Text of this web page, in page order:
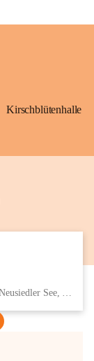
Kirschblütenhalle
Eisenstädter Straße 18, 7091 Breitenbrunn am Neusiedler See, AUT